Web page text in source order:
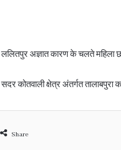
ललितपुर अज्ञात कारण के चलते महिला
सदर कोतवाली क्षेत्र अंतर्गत तालाबपुरा
Share